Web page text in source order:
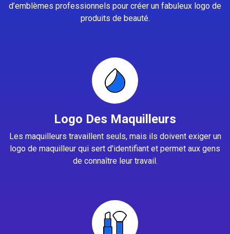
d’emblèmes professionnels pour créer un fabuleux logo de
produits de beauté.
Logo Des Maquilleurs
Les maquilleurs travaillent seuls, mais ils doivent exiger un
logo de maquilleur qui sert d'identifiant et permet aux gens
de connaître leur travail.